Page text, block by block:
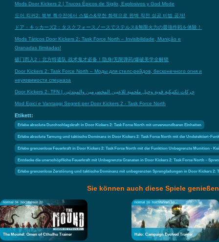
Mods Door Kickers 2 | Trucos Épicos de Sigilo, Explosivos y God Mode
도어 킥커2: 북부 특수전에서 스텔스&무한 화력으로 완벽 작전 성공 비법 공개!
ドア・キッカーズ2：タスクフォースノースでステルス&無限火力の最強作戦を体験！
Mods Táticos Door Kickers 2: Task Force North – Invisibilidade, Munição e
Granadas Ilimitadas!
破门而入2：北方特遣队 战术鬼才必备！隐身/无限弹药/爆破美学全解锁
Door Kickers 2: Task Force North – Моды для стелс-рейдов, бесконечного огня и
неуязвимости спецназа
Door Kickers 2: TFN | حركات تكتيكية قوية وحيل ملحمية للاعبين المخضرمين والمبتدئين
Mod Epici e Vantaggi Segreti per Door Kickers 2 - Task Force North
Etikett:
Erlebe absolute Durchschlagskraft in Door Kickers 2: Task Force North mit unverwundbaren Einheiten
Erlebe absolute Tarnung und taktische Dominanz in Door Kickers 2: Task Force North mit der Undetektiert-
Erlebe grenzenlose Feuerkraft in Door Kickers 2: Task Force North mit der Funktion Unbegrenzte Munition -
Entdecke die unerschöpfliche Feuerkraft mit Unbegrenzte Granaten in Door Kickers 2: Task Force North –
Erlebe grenzenlose Zerstörung und taktische Dominanz mit unbegrenzten Sprengladungen in Door Kickers 2:
Sie können auch diese Spiele genießen
normal 34 hochfahren 20
The Mound: Omen of Cthulhu Trainer
normal 16 hochfahren 10
Halo: Campaign Evolved Trainer